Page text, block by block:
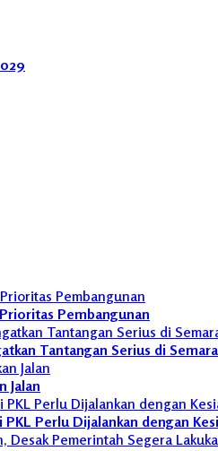
Pembangunan
Tantangan Serius di
Jalan
Perlu Dijalankan dengan